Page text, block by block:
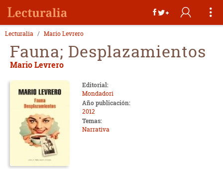
Lecturalia Mario Levrero
Fauna; Desplazamientos
Mario Levrero
Editorial:
Mondadori
Año publicación:
2012
Temas:
Narrativa